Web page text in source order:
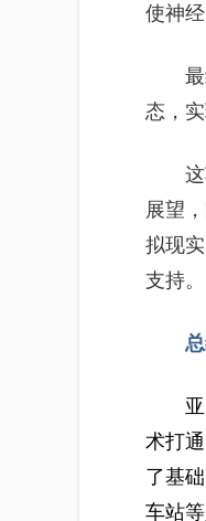
使神
态，
展望
拟现
支持。
术打
了基
车站